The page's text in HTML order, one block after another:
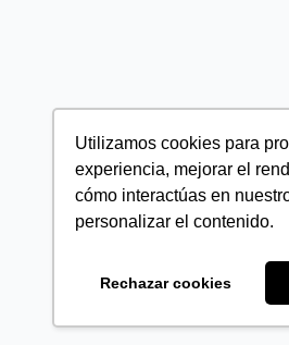
Utilizamos cookies para
experiencia, mejorar el
cómo interactúas en
personalizar el contenido.
Rechazar cookies